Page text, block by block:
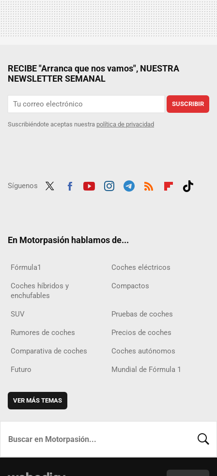
RECIBE "Arranca que nos vamos", NUESTRA
NEWSLETTER SEMANAL
SUSCRIBIR
Suscribiéndote aceptas nuestra política de privacidad
Síguenos
En Motorpasión hablamos de...
Fórmula1 Coches eléctricos
Coches híbridos y
enchufables
Compactos
SUV Pruebas de coches
Rumores de coches Precios de coches
Comparativa de coches Coches autónomos
Futuro Mundial de Fórmula 1
VER MÁS TEMAS